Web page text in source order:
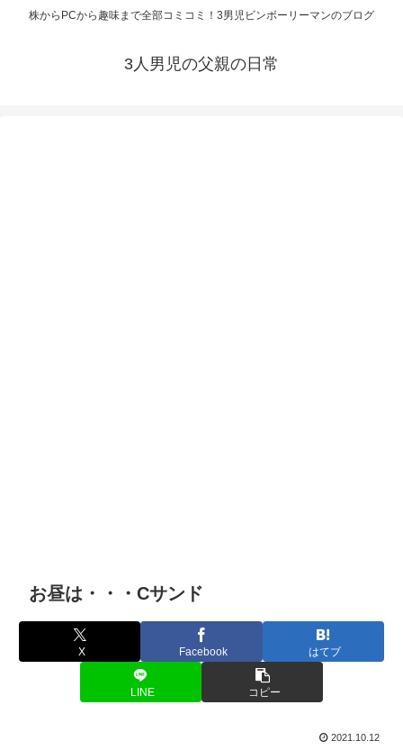
株からPCから趣味まで全部コミコミ！3男児ビンボーリーマンのブログ
3人男児の父親の日常
お昼は・・・Cサンド
X Facebook はてブ
LINE コピー
2021.10.12